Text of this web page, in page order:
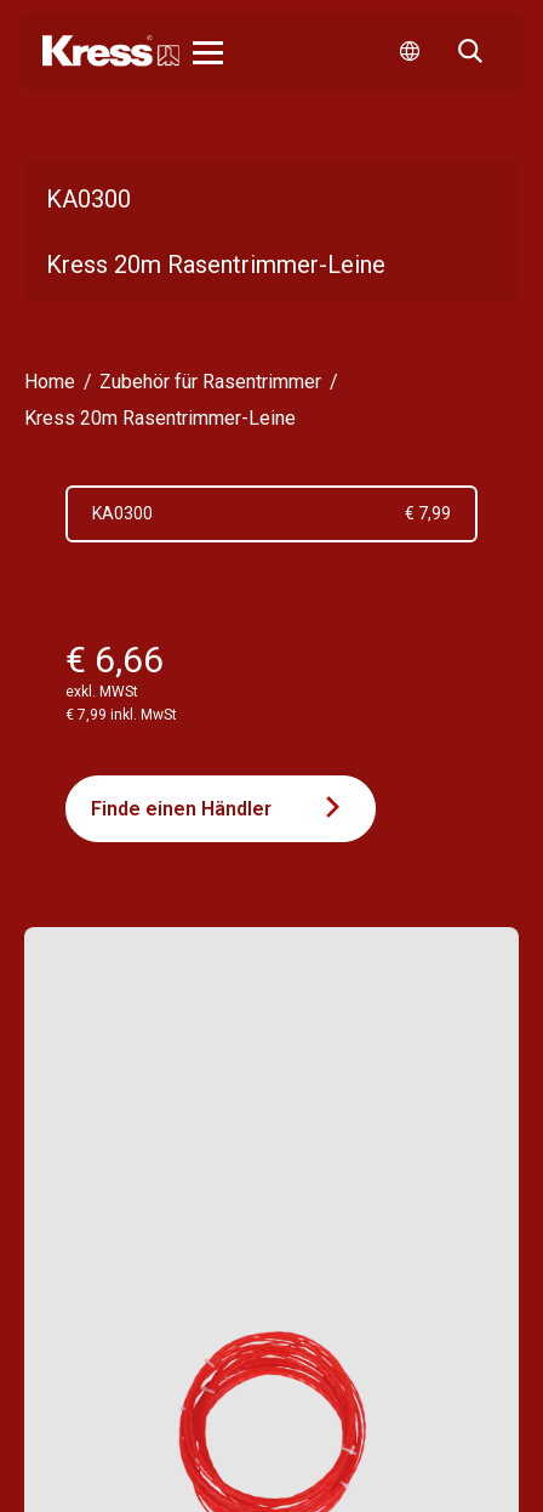
KA0300
Kress 20m Rasentrimmer-Leine
Home
Zubehör für Rasentrimmer
Kress 20m Rasentrimmer-Leine
KA0300 € 7,99
€ 6,66
exkl. MWSt
€ 7,99 inkl. MwSt
Finde einen Händler